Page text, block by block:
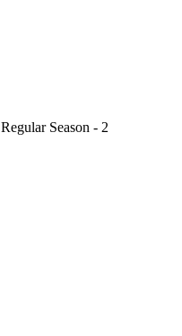
Regular Season - 2